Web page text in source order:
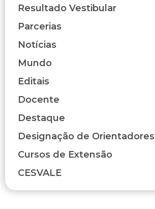
Resultado Vestibular
Parcerias
Notícias
Mundo
Editais
Docente
Destaque
Designação de Orientadores
Cursos de Extensão
CESVALE